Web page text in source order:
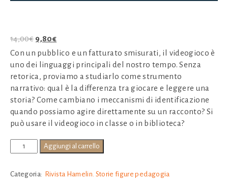
14,00€ Il
prezzo
originale
era:
14,00€.
9,80€Il
prezzo
attuale
è:
9,80€.
Con un pubblico e un fatturato smisurati, il videogioco è
uno dei linguaggi principali del nostro tempo. Senza
retorica, proviamo a studiarlo come strumento
narrativo: qual è la differenza tra giocare e leggere una
storia? Come cambiano i meccanismi di identificazione
quando possiamo agire direttamente su un racconto? Si
può usare il videogioco in classe o in biblioteca?
HAMELIN
49
Videogiochi
Aggiungi al carrello
Categoria: Rivista Hamelin. Storie figure pedagogia